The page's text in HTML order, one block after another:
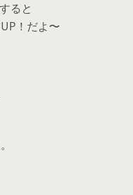
ると
！だよ〜